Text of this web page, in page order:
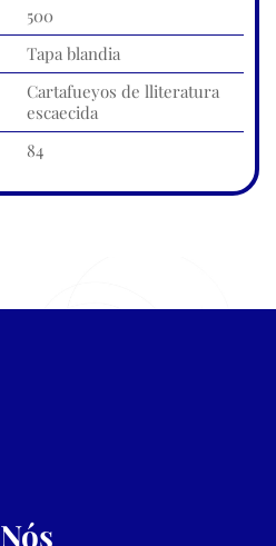
500
Tapa blandia
Cartafueyos de lliteratura
escaecida
84
Nós